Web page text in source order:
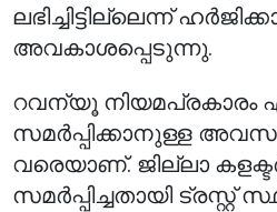
ലഭിച്ചിട്ടില്ലെന്ന്
അവകാശപ്പെടുന്നു.
റവന്യൂ നിയമപ്രകാരം
സമർപ്പിക്കാനുള്ള
വരെയാണ്. ജില്ലാ
സമർപ്പിച്ചതായി ട്രസ്റ്റ്